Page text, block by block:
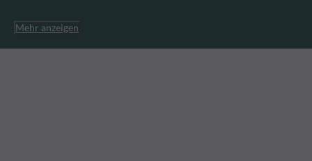
Mehr anzeigen